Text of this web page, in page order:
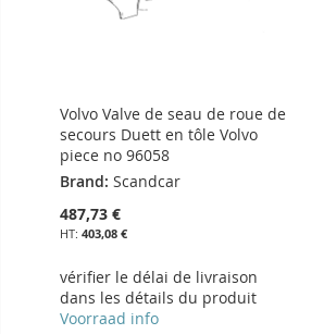
Volvo Valve de seau de roue de
secours Duett en tôle Volvo
piece no 96058
Brand: Scandcar
487,73 €
403,08 €
vérifier le délai de livraison
dans les détails du produit
Voorraad info